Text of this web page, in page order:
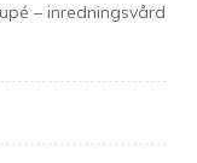
– inredningsvård